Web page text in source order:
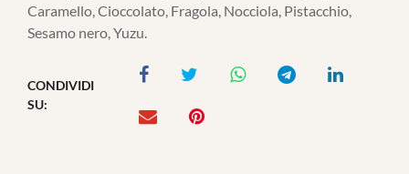
Caramello, Cioccolato, Fragola, Nocciola, Pistacchio,
Sesamo nero, Yuzu.
CONDIVIDI
SU: